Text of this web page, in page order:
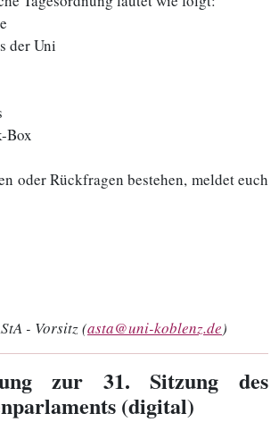
der Uni
Box
oder Rückfragen bestehen, meldet euch
- Vorsitz (asta@uni-koblenz.de)
zur 31. Sitzung des
(digital)